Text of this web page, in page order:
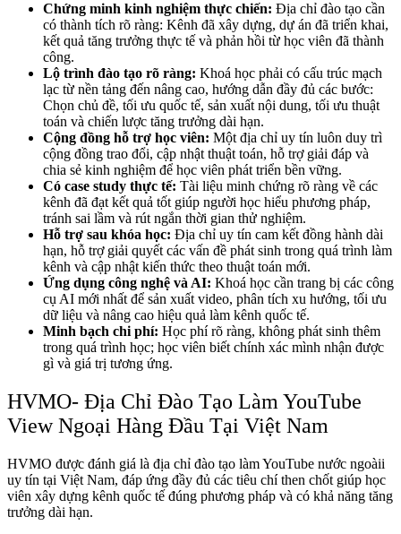
Chứng minh kinh nghiệm thực chiến: Địa chỉ đào tạo cần
có thành tích rõ ràng: Kênh đã xây dựng, dự án đã triển khai,
kết quả tăng trưởng thực tế và phản hồi từ học viên đã thành
công.
Lộ trình đào tạo rõ ràng: Khoá học phải có cấu trúc mạch
lạc từ nền tảng đến nâng cao, hướng dẫn đầy đủ các bước:
Chọn chủ đề, tối ưu quốc tế, sản xuất nội dung, tối ưu thuật
toán và chiến lược tăng trưởng dài hạn.
Cộng đồng hỗ trợ học viên: Một địa chỉ uy tín luôn duy trì
cộng đồng trao đổi, cập nhật thuật toán, hỗ trợ giải đáp và
chia sẻ kinh nghiệm để học viên phát triển bền vững.
Có case study thực tế: Tài liệu minh chứng rõ ràng về các
kênh đã đạt kết quả tốt giúp người học hiểu phương pháp,
tránh sai lầm và rút ngắn thời gian thử nghiệm.
Hỗ trợ sau khóa học: Địa chỉ uy tín cam kết đồng hành dài
hạn, hỗ trợ giải quyết các vấn đề phát sinh trong quá trình làm
kênh và cập nhật kiến thức theo thuật toán mới.
Ứng dụng công nghệ và AI: Khoá học cần trang bị các công
cụ AI mới nhất để sản xuất video, phân tích xu hướng, tối ưu
dữ liệu và nâng cao hiệu quả làm kênh quốc tế.
Minh bạch chi phí: Học phí rõ ràng, không phát sinh thêm
trong quá trình học; học viên biết chính xác mình nhận được
gì và giá trị tương ứng.
HVMO- Địa Chỉ Đào Tạo Làm YouTube
View Ngoại Hàng Đầu Tại Việt Nam
HVMO được đánh giá là địa chỉ đào tạo làm YouTube nước ngoàii
uy tín tại Việt Nam, đáp ứng đầy đủ các tiêu chí then chốt giúp học
viên xây dựng kênh quốc tế đúng phương pháp và có khả năng tăng
trưởng dài hạn.